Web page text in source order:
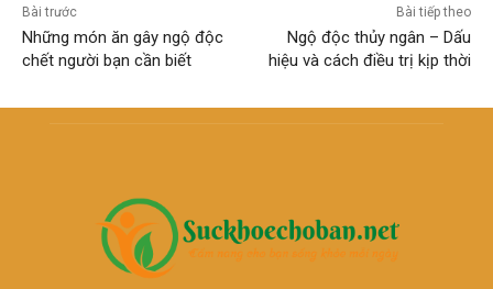
Bài trước
Những món ăn gây ngộ độc
chết người bạn cần biết
Bài tiếp theo
Ngộ độc thủy ngân – Dấu
hiệu và cách điều trị kịp thời